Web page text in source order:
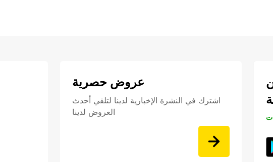
عروض حصرية
اشترك في النشرة الإخبارية لدينا لتلقي أحدث
العروض لدينا